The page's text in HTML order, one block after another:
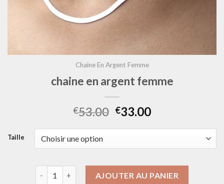
Chaine En Argent Femme
chaine en argent femme
€53.00 €33.00
Taille
AJOUTER AU PANIER